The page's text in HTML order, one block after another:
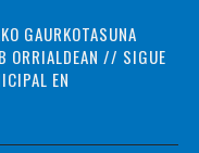
GAURKOTASUNA
ORRIALDEAN // SIGUE
EN